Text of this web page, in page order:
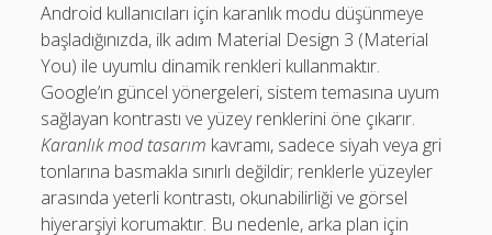
Android kullanıcıları için karanlık modu düşünmeye
başladığınızda, ilk adım Material Design 3 (Material
You) ile uyumlu dinamik renkleri kullanmaktır.
Google’ın güncel yönergeleri, sistem temasına uyum
sağlayan kontrastı ve yüzey renklerini öne çıkarır.
Karanlık mod tasarım kavramı, sadece siyah veya gri
tonlarına basmakla sınırlı değildir; renklerle yüzeyler
arasında yeterli kontrastı, okunabilirliği ve görsel
hiyerarşiyi korumaktır. Bu nedenle, arka plan için